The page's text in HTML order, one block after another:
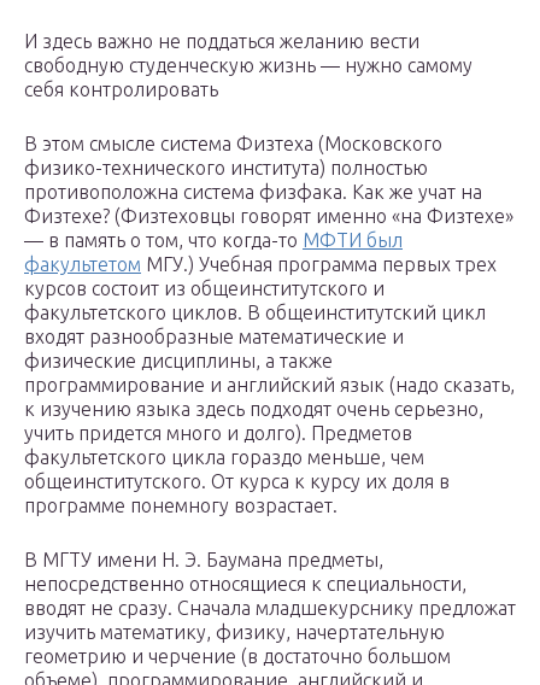
И здесь важно не поддаться желанию вести
свободную студенческую жизнь — нужно самому
себя контролировать
В этом смысле система Физтеха (Московского
физико-технического института) полностью
противоположна система физфака. Как же учат на
Физтехе? (Физтеховцы говорят именно «на Физтехе»
— в память о том, что когда-то МФТИ был
факультетом МГУ.) Учебная программа первых трех
курсов состоит из общеинститутского и
факультетского циклов. В общеинститутский цикл
входят разнообразные математические и
физические дисциплины, а также
программирование и английский язык (надо сказать,
к изучению языка здесь подходят очень серьезно,
учить придется много и долго). Предметов
факультетского цикла гораздо меньше, чем
общеинститутского. От курса к курсу их доля в
программе понемногу возрастает.
В МГТУ имени Н. Э. Баумана предметы,
непосредственно относящиеся к специальности,
вводят не сразу. Сначала младшекурснику предложат
изучить математику, физику, начертательную
геометрию и черчение (в достаточно большом
объеме), программирование, английский и